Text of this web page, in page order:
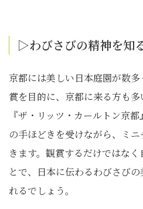
▷わびさびの精神を知
京都には美しい日本庭園が数
賞を目的に、京都に来る方も多
『ザ・リッツ・カールトン京
の手ほどきを受けながら、ミ
きます。観賞するだけではな
とで、日本に伝わるわびさび
れるでしょう。